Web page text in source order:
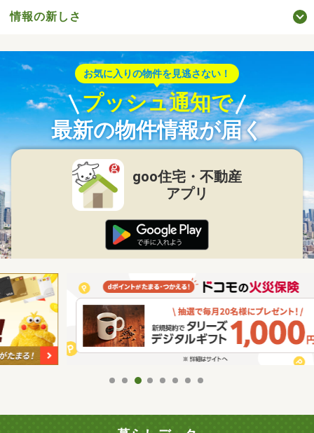
情報の新しさ
お気に入りの物件を見逃さない！
プッシュ通知で
最新の物件情報が届く
goo住宅・不動産
アプリ